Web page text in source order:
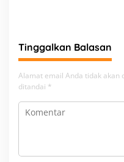
Tinggalkan Balasan
Alamat email Anda tidak akan
ditandai *